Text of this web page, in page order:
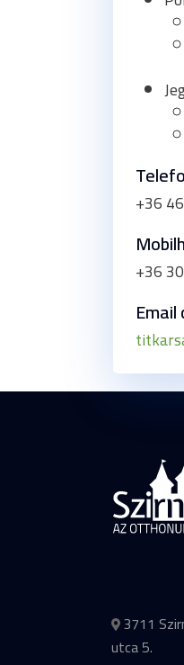
+36
+36
Email
3711
utca 5.